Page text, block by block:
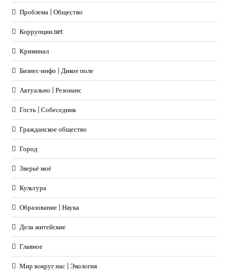
Проблема | Общество
Коррупции.net
Криминал
Бизнес-инфо | Дикое поле
Актуально | Резонанс
Гость | Собеседник
Гражданское общество
Город
Зверьё моё
Культура
Образование | Наука
Дела житейские
Главное
Мир вокруг нас | Экология